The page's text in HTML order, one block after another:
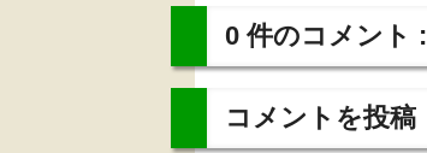
0 件のコメント :
コメントを投稿